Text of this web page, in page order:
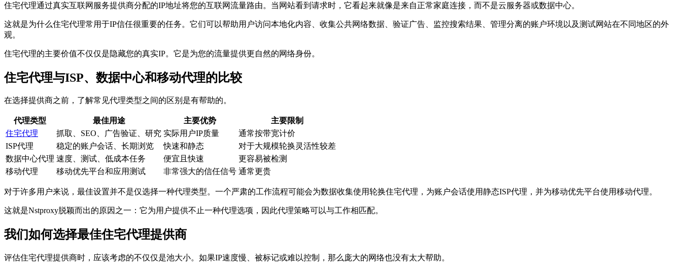
住宅代理通过真实互联网服务提供商分配的IP地址将您的互联网流量路由。当网站看到请求时，它看起来就像是来自正常家庭连接，而不是云服务器或数据中心。
这就是为什么住宅代理常用于IP信任很重要的任务。它们可以帮助用户访问本地化内容、收集公共网络数据、验证广告、监控搜索结果、管理分离的账户环境以及测试网站在不同地区的外
观。
住宅代理的主要价值不仅仅是隐藏您的真实IP。它是为您的流量提供更自然的网络身份。
住宅代理与ISP、数据中心和移动代理的比较
在选择提供商之前，了解常见代理类型之间的区别是有帮助的。
代理类型 最佳用途 主要优势
主要限制
住宅代理
抓取、SEO、广告验证、研究 实际用户IP质量
通常按带宽计价
ISP代理
稳定的账户会话、长期浏览 快速和静态
对于大规模轮换灵活性较差
数据中心代理 速度、测试、低成本任务 便宜且快速
更容易被检测
移动代理
移动优先平台和应用测试 非常强大的信任信号 通常更贵
对于许多用户来说，最佳设置并不是仅选择一种代理类型。一个严肃的工作流程可能会为数据收集使用轮换住宅代理，为账户会话使用静态ISP代理，并为移动优先平台使用移动代理。
这就是Nstproxy脱颖而出的原因之一：它为用户提供不止一种代理选项，因此代理策略可以与工作相匹配。
我们如何选择最佳住宅代理提供商
评估住宅代理提供商时，应该考虑的不仅仅是池大小。如果IP速度慢、被标记或难以控制，那么庞大的网络也没有太大帮助。